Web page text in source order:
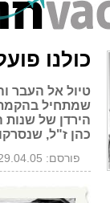
כולנו פועלים:
טיול אל העבר
שמתחיל
הירדן של שנות
כהן ז"ל,
פורסם: 29.04.05, 09:40